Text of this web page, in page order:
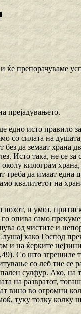
ќе препорачуваме
прејадувањето.
едно исто правило
со силата на
да земаат храна
Исто така, не се за
килограм
треба да имаат една
квалитетот на
похот, и умот,
го опива само
од чистите и
како Господ
и на ќерките
Со што згрешиле
со леб тие се
сулфур. Ако, на
на развратот,
вино во огромни
туку толку колку